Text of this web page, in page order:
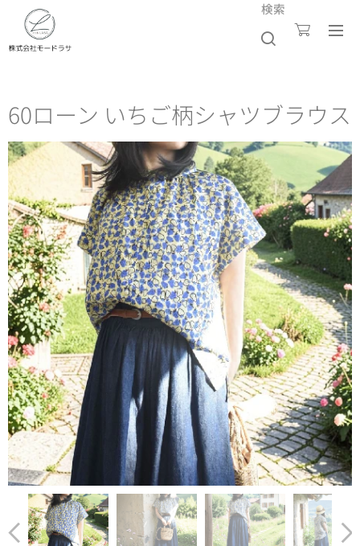
検索
60ローン いちご柄シャツブラウス